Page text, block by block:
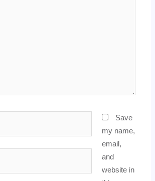
Save
my name,
email,
and
website in